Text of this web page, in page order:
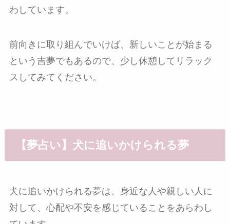
わしています。
前向きに取り組んでいけば、新しいことが始まる
という吉夢でもあるので、少し休憩してリラック
スしてみてください。
【夢占い】犬に追いかけられる夢
犬に追いかけられる夢は、身近な人や親しい人に
対して、心配や不安を感じていることをあらわし